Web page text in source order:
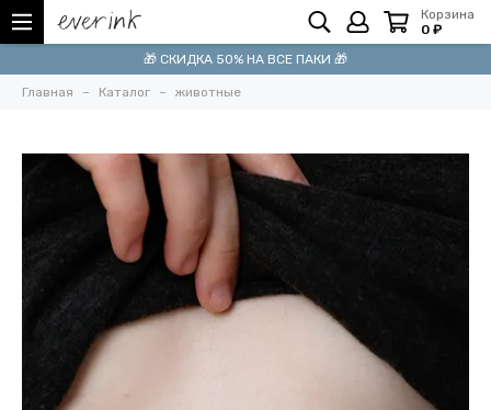
Корзина
0 ₽
🎁 СКИДКА 50% НА ВСЕ ПАКИ 🎁
Главная Каталог животные